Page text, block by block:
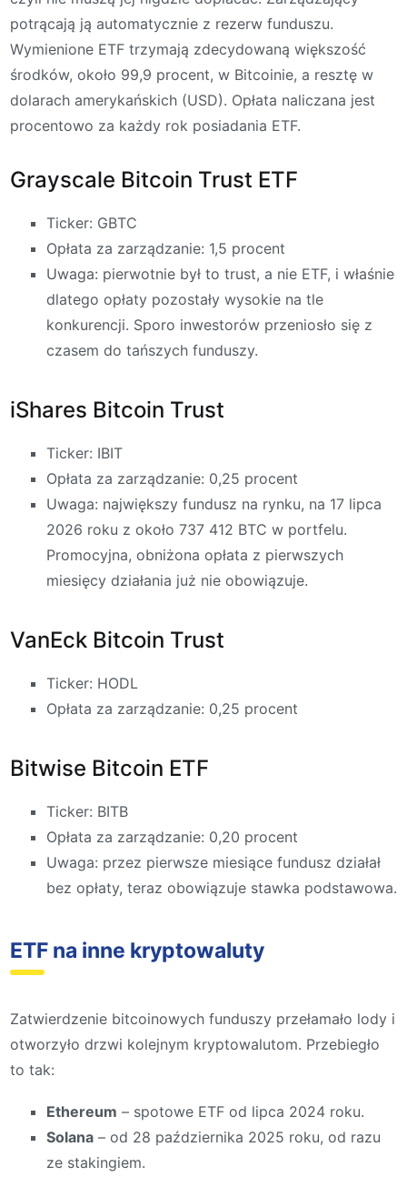
potrącają ją automatycznie z rezerw funduszu.
Wymienione ETF trzymają zdecydowaną większość
środków, około 99,9 procent, w Bitcoinie, a resztę w
dolarach amerykańskich (USD). Opłata naliczana jest
procentowo za każdy rok posiadania ETF.
Grayscale Bitcoin Trust ETF
Ticker: GBTC
Opłata za zarządzanie: 1,5 procent
Uwaga: pierwotnie był to trust, a nie ETF, i właśnie
dlatego opłaty pozostały wysokie na tle
konkurencji. Sporo inwestorów przeniosło się z
czasem do tańszych funduszy.
iShares Bitcoin Trust
Ticker: IBIT
Opłata za zarządzanie: 0,25 procent
Uwaga: największy fundusz na rynku, na 17 lipca
2026 roku z około 737 412 BTC w portfelu.
Promocyjna, obniżona opłata z pierwszych
miesięcy działania już nie obowiązuje.
VanEck Bitcoin Trust
Ticker: HODL
Opłata za zarządzanie: 0,25 procent
Bitwise Bitcoin ETF
Ticker: BITB
Opłata za zarządzanie: 0,20 procent
Uwaga: przez pierwsze miesiące fundusz działał
bez opłaty, teraz obowiązuje stawka podstawowa.
ETF na inne kryptowaluty
Zatwierdzenie bitcoinowych funduszy przełamało lody i
otworzyło drzwi kolejnym kryptowalutom. Przebiegło
to tak:
Ethereum – spotowe ETF od lipca 2024 roku.
Solana – od 28 października 2025 roku, od razu
ze stakingiem.